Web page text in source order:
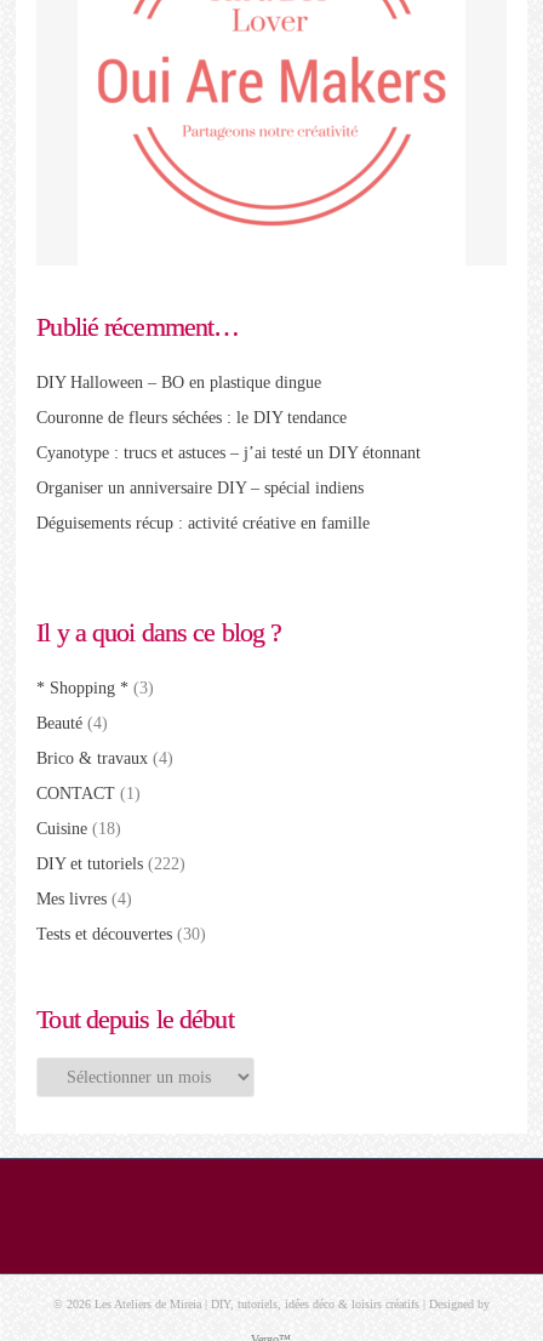
Publié récemment…
DIY Halloween – BO en plastique dingue
Couronne de fleurs séchées : le DIY tendance
Cyanotype : trucs et astuces – j’ai testé un DIY étonnant
Organiser un anniversaire DIY – spécial indiens
Déguisements récup : activité créative en famille
Il y a quoi dans ce blog ?
* Shopping * (3)
Beauté (4)
Brico & travaux (4)
CONTACT (1)
Cuisine (18)
DIY et tutoriels (222)
Mes livres (4)
Tests et découvertes (30)
Tout depuis le début
© 2026 Les Ateliers de Mireia | DIY, tutoriels, idées déco & loisirs créatifs | Designed by